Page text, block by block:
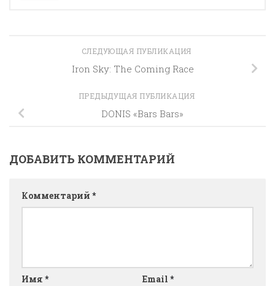
СЛЕДУЮЩАЯ ПУБЛИКАЦИЯ
Iron Sky: The Coming Race
ПРЕДЫДУЩАЯ ПУБЛИКАЦИЯ
DONIS «Bars Bars»
ДОБАВИТЬ КОММЕНТАРИЙ
Комментарий *
Имя * Email *